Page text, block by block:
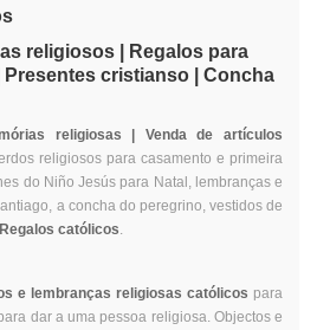
religiosos | Regalos para
cristianso | Concha
religiosas | Venda de artículos
religiosos para casamento e primeira
do Niño Jesús para Natal, lembranças e
a concha do peregrino, vestidos de
Regalos católicos
e lembranças religiosas católicos para
dar a uma pessoa religiosa. Objectos e